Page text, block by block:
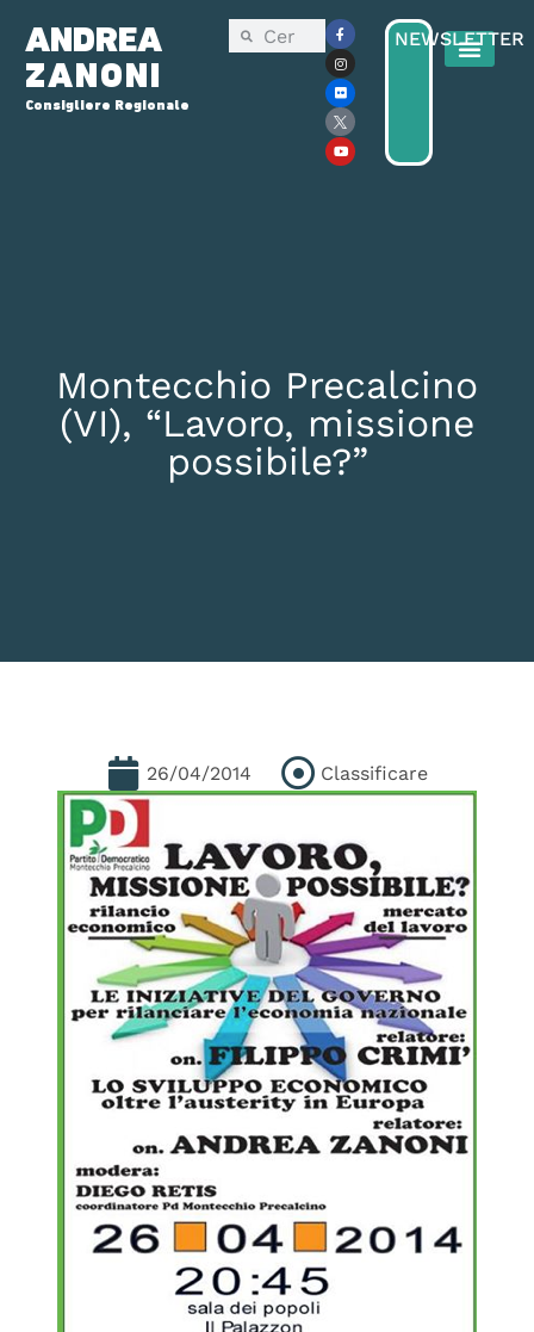
ANDREA
ZANONI
Consigliere Regionale
NEWSLETTER
Montecchio Precalcino
(VI), “Lavoro, missione
possibile?”
26/04/2014 Classificare